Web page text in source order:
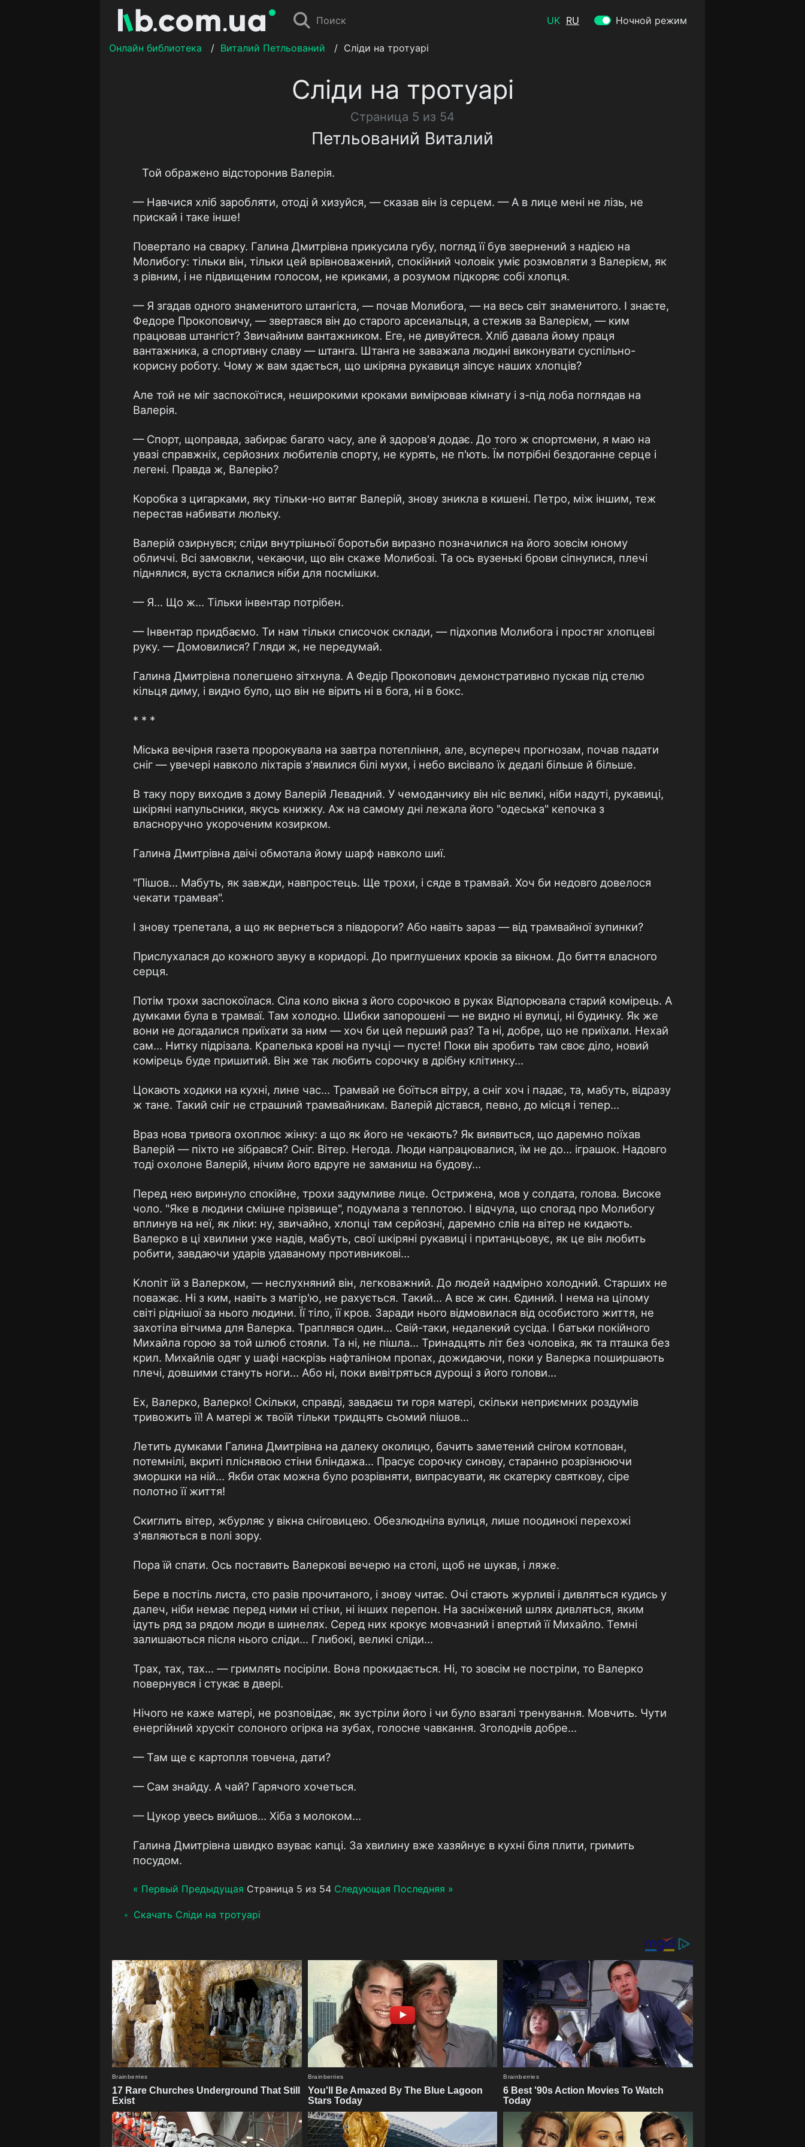
Поиск UK RU Ночной режим
Онлайн библиотека / Виталий Петльований / Сліди на тротуарі
Сліди на тротуарі
Страница 5 из 54
Петльований Виталий
Той ображено відсторонив Валерія.
— Навчися хліб заробляти, отоді й хизуйся, — сказав він із серцем. — А в лице мені не лізь, не
прискай і таке інше!
Повертало на сварку. Галина Дмитрівна прикусила губу, погляд її був звернений з надією на
Молибогу: тільки він, тільки цей врівноважений, спокійний чоловік уміє розмовляти з Валерієм, як
з рівним, і не підвищеним голосом, не криками, а розумом підкоряє собі хлопця.
— Я згадав одного знаменитого штангіста, — почав Молибога, — на весь світ знаменитого. І знаєте,
Федоре Прокоповичу, — звертався він до старого арсеиальця, а стежив за Валерієм, — ким
працював штангіст? Звичайним вантажником. Еге, не дивуйтеся. Хліб давала йому праця
вантажника, а спортивну славу — штанга. Штанга не заважала людині виконувати суспільно-
корисну роботу. Чому ж вам здається, що шкіряна рукавиця зіпсує наших хлопців?
Але той не міг заспокоїтися, неширокими кроками вимірював кімнату і з-під лоба поглядав на
Валерія.
— Спорт, щоправда, забирає багато часу, але й здоров'я додає. До того ж спортсмени, я маю на
увазі справжніх, серйозних любителів спорту, не курять, не п'ють. Їм потрібні бездоганне серце і
легені. Правда ж, Валерію?
Коробка з цигарками, яку тільки-но витяг Валерій, знову зникла в кишені. Петро, між іншим, теж
перестав набивати люльку.
Валерій озирнувся; сліди внутрішньої боротьби виразно позначилися на його зовсім юному
обличчі. Всі замовкли, чекаючи, що він скаже Молибозі. Та ось вузенькі брови сіпнулися, плечі
піднялися, вуста склалися ніби для посмішки.
— Я… Що ж… Тільки інвентар потрібен.
— Інвентар придбаємо. Ти нам тільки списочок склади, — підхопив Молибога і простяг хлопцеві
руку. — Домовилися? Гляди ж, не передумай.
Галина Дмитрівна полегшено зітхнула. А Федір Прокопович демонстративно пускав під стелю
кільця диму, і видно було, що він не вірить ні в бога, ні в бокс.
* * *
Міська вечірня газета пророкувала на завтра потепління, але, всупереч прогнозам, почав падати
сніг — увечері навколо ліхтарів з'явилися білі мухи, і небо висівало їх дедалі більше й більше.
В таку пору виходив з дому Валерій Левадний. У чемоданчику він ніс великі, ніби надуті, рукавиці,
шкіряні напульсники, якусь книжку. Аж на самому дні лежала його "одеська" кепочка з
власноручно укороченим козирком.
Галина Дмитрівна двічі обмотала йому шарф навколо шиї.
"Пішов… Мабуть, як завжди, навпростець. Ще трохи, і сяде в трамвай. Хоч би недовго довелося
чекати трамвая".
І знову трепетала, а що як вернеться з півдороги? Або навіть зараз — від трамвайної зупинки?
Прислухалася до кожного звуку в коридорі. До приглушених кроків за вікном. До биття власного
серця.
Потім трохи заспокоїлася. Сіла коло вікна з його сорочкою в руках Відпорювала старий комірець. А
думками була в трамваї. Там холодно. Шибки запорошені — не видно ні вулиці, ні будинку. Як же
вони не догадалися приїхати за ним — хоч би цей перший раз? Та ні, добре, що не приїхали. Нехай
сам… Нитку підрізала. Крапелька крові на пучці — пусте! Поки він зробить там своє діло, новий
комірець буде пришитий. Він же так любить сорочку в дрібну клітинку…
Цокають ходики на кухні, лине час… Трамвай не боїться вітру, а сніг хоч і падає, та, мабуть, відразу
ж тане. Такий сніг не страшний трамвайникам. Валерій дістався, певно, до місця і тепер…
Враз нова тривога охоплює жінку: а що як його не чекають? Як виявиться, що даремно поїхав
Валерій — піхто не зібрався? Сніг. Вітер. Негода. Люди напрацювалися, їм не до… іграшок. Надовго
тоді охолоне Валерій, нічим його вдруге не заманиш на будову…
Перед нею виринуло спокійне, трохи задумливе лице. Острижена, мов у солдата, голова. Високе
чоло. "Яке в людини смішне прізвище", подумала з теплотою. І відчула, що спогад про Молибогу
вплинув на неї, як ліки: ну, звичайно, хлопці там серйозні, даремно слів на вітер не кидають.
Валерко в ці хвилини уже надів, мабуть, свої шкіряні рукавиці і пританцьовує, як це він любить
робити, завдаючи ударів удаваному противникові…
Клопіт їй з Валерком, — неслухняний він, легковажний. До людей надмірно холодний. Старших не
поважає. Ні з ким, навіть з матір'ю, не рахується. Такий… А все ж син. Єдиний. І нема на цілому
світі ріднішої за нього людини. Її тіло, її кров. Заради нього відмовилася від особистого життя, не
захотіла вітчима для Валерка. Траплявся один… Свій-таки, недалекий сусіда. І батьки покійного
Михайла горою за той шлюб стояли. Та ні, не пішла… Тринадцять літ без чоловіка, як та пташка без
крил. Михайлів одяг у шафі наскрізь нафталіном пропах, дожидаючи, поки у Валерка поширшають
плечі, довшими стануть ноги… Або ні, поки вивітряться дурощі з його голови…
Ех, Валерко, Валерко! Скільки, справді, завдаєш ти горя матері, скільки неприємних роздумів
тривожить її! А матері ж твоїй тільки тридцять сьомий пішов…
Летить думками Галина Дмитрівна на далеку околицю, бачить заметений снігом котлован,
потемнілі, вкриті пліснявою стіни бліндажа… Прасує сорочку синову, старанно розрізнюючи
зморшки на ній… Якби отак можна було розрівняти, випрасувати, як скатерку святкову, сіре
полотно її життя!
Скиглить вітер, жбурляє у вікна сніговицею. Обезлюдніла вулиця, лише поодинокі перехожі
з'являються в полі зору.
Пора їй спати. Ось поставить Валеркові вечерю на столі, щоб не шукав, і ляже.
Бере в постіль листа, сто разів прочитаного, і знову читає. Очі стають журливі і дивляться кудись у
далеч, ніби немає перед ними ні стіни, ні інших перепон. На засніжений шлях дивляться, яким
ідуть ряд за рядом люди в шинелях. Серед них крокує мовчазний і впертий її Михайло. Темні
залишаються після нього сліди… Глибокі, великі сліди…
Трах, тах, тах… — гримлять посіріли. Вона прокидається. Ні, то зовсім не постріли, то Валерко
повернувся і стукає в двері.
Нічого не каже матері, не розповідає, як зустріли його і чи було взагалі тренування. Мовчить. Чути
енергійний хрускіт солоного огірка на зубах, голосне чавкання. Зголоднів добре…
— Там ще є картопля товчена, дати?
— Сам знайду. А чай? Гарячого хочеться.
— Цукор увесь вийшов… Хіба з молоком…
Галина Дмитрівна швидко взуває капці. За хвилину вже хазяйнує в кухні біля плити, гримить
посудом.
« Первый Предыдущая Страница 5 из 54 Следующая Последняя »
Скачать Сліди на тротуарі